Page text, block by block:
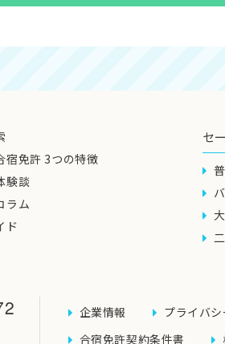
宿免許 3つの特徴
験談
ラム
ド
セ
企業情報 プライバ
合宿免許契約条件書